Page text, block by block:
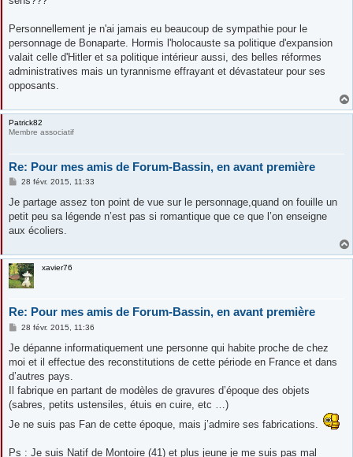
Personnellement je n'ai jamais eu beaucoup de sympathie pour le
personnage de Bonaparte. Hormis l'holocauste sa politique d'expansion
valait celle d'Hitler et sa politique intérieur aussi, des belles réformes
administratives mais un tyrannisme effrayant et dévastateur pour ses
opposants.
Patrick82
Membre associatif
Re: Pour mes amis de Forum-Bassin, en avant première
M
s
a
g
28 févr. 2015, 11:33
Je partage assez ton point de vue sur le personnage,quand on fouille un
petit peu sa légende n’est pas si romantique que ce que l’on enseigne
aux écoliers.
xavier76
Re: Pour mes amis de Forum-Bassin, en avant première
M
s
a
g
28 févr. 2015, 11:36
Je dépanne informatiquement une personne qui habite proche de chez
moi et il effectue des reconstitutions de cette période en France et dans
d’autres pays.
Il fabrique en partant de modèles de gravures d’époque des objets
(sabres, petits ustensiles, étuis en cuire, etc …)
Je ne suis pas Fan de cette époque, mais j’admire ses fabrications.
Ps : Je suis Natif de Montoire (41) et plus jeune je me suis pas mal